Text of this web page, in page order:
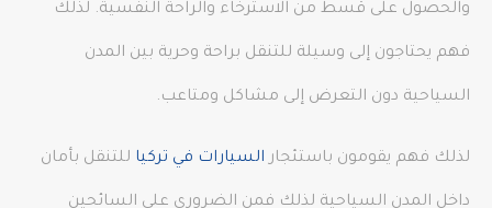
والحصول على قسط من الاسترخاء والراحة النفسية. لذلك
فهم يحتاجون إلى وسيلة للتنقل براحة وحرية بين المدن
السياحية دون التعرض إلى مشاكل ومتاعب.
لذلك فهم يقومون باستئجار السيارات في تركيا للتنقل بأمان
داخل المدن السياحية لذلك فمن الضروري على السائحين